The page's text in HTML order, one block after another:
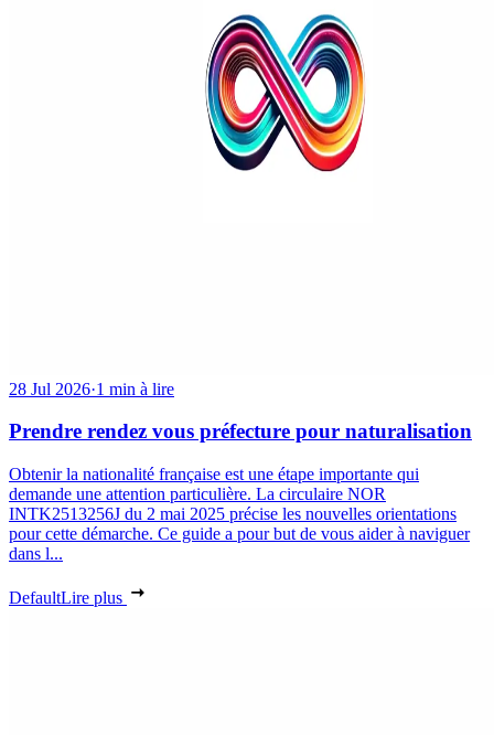
28 Jul 2026·1 min à lire
Prendre rendez vous préfecture pour naturalisation
Obtenir la nationalité française est une étape importante qui
demande une attention particulière. La circulaire NOR
INTK2513256J du 2 mai 2025 précise les nouvelles orientations
pour cette démarche. Ce guide a pour but de vous aider à naviguer
dans l...
DefaultLire plus